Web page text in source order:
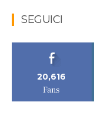
SEGUICI
20,616
Fans